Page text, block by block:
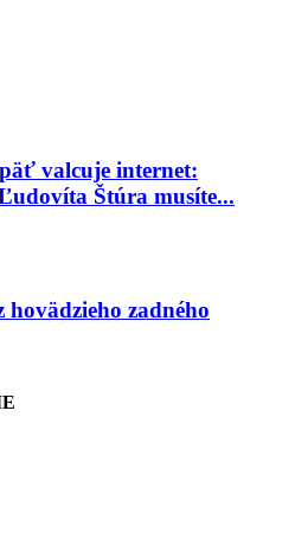
valcuje internet:
Štúra musíte...
hovädzieho zadného